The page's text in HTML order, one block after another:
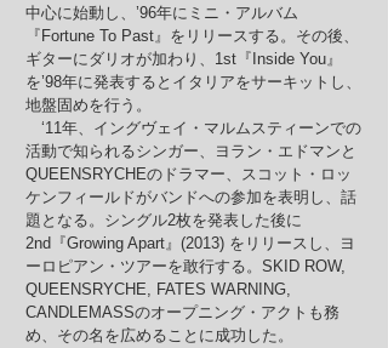
中心に始動し、’96年にミニ・アルバム
『Fortune To Past』をリリースする。その後、
ギターにダリオが加わり、1st『Inside You』
を’98年に発表するとイタリアをサーキットし、
地盤固めを行う。
‘11年、イングヴェイ・マルムスティーンでの
活動で知られるシンガー、ヨラン・エドマンと
QUEENSRYCHEのドラマー、スコット・ロッ
ケンフィールドがバンドへの参加を表明し、話
題となる。シングル2枚を発表した後に
2nd『Growing Apart』(2013) をリリースし、ヨ
ーロピアン・ツアーを敢行する。SKID ROW,
QUEENSRYCHE, FATES WARNING,
CANDLEMASSのオープニング・アクトも務
め、その名を広めることに成功した。